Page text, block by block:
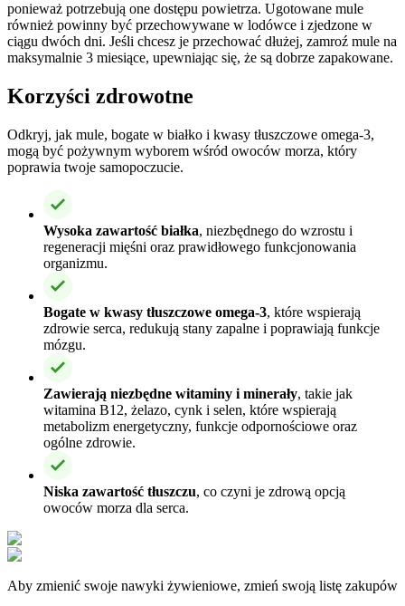
ponieważ potrzebują one dostępu powietrza. Ugotowane mule
również powinny być przechowywane w lodówce i zjedzone w
ciągu dwóch dni. Jeśli chcesz je przechować dłużej, zamroź mule na
maksymalnie 3 miesiące, upewniając się, że są dobrze zapakowane.
Korzyści zdrowotne
Odkryj, jak mule, bogate w białko i kwasy tłuszczowe omega-3,
mogą być pożywnym wyborem wśród owoców morza, który
poprawia twoje samopoczucie.
Wysoka zawartość białka, niezbędnego do wzrostu i
regeneracji mięśni oraz prawidłowego funkcjonowania
organizmu.
Bogate w kwasy tłuszczowe omega-3, które wspierają
zdrowie serca, redukują stany zapalne i poprawiają funkcje
mózgu.
Zawierają niezbędne witaminy i minerały, takie jak
witamina B12, żelazo, cynk i selen, które wspierają
metabolizm energetyczny, funkcje odpornościowe oraz
ogólne zdrowie.
Niska zawartość tłuszczu, co czyni je zdrową opcją
owoców morza dla serca.
Aby zmienić swoje nawyki żywieniowe, zmień swoją listę zakupów